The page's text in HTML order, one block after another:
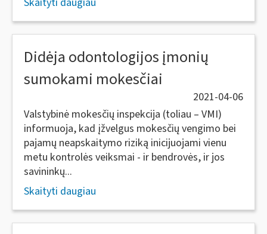
Didėja odontologijos įmonių
sumokami mokesčiai
2021-04-06
Valstybinė mokesčių inspekcija (toliau – VMI)
informuoja, kad įžvelgus mokesčių vengimo bei
pajamų neapskaitymo riziką inicijuojami vienu
metu kontrolės veiksmai - ir bendrovės, ir jos
savininkų...
Skaityti daugiau